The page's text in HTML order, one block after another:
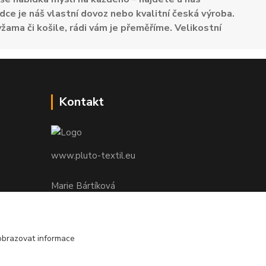
je náš vlastní dovoz nebo kvalitní česká výroba.
či košile, rádi vám je přeměříme. Velikostní
Kontakt
www.pluto-textil.eu
Marie Bártíková
pluto@pluto.eu
informace